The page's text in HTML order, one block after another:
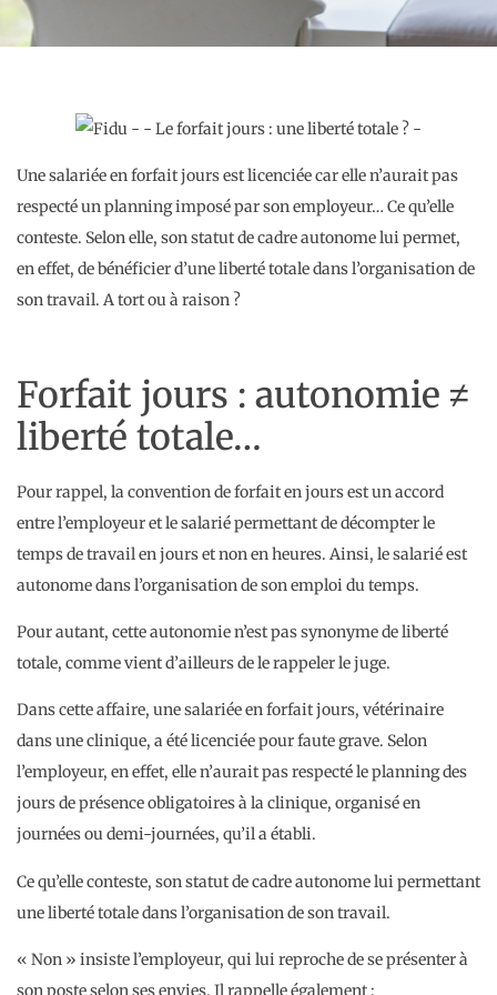
Une salariée en forfait jours est licenciée car elle n’aurait pas
respecté un planning imposé par son employeur… Ce qu’elle
conteste. Selon elle, son statut de cadre autonome lui permet,
en effet, de bénéficier d’une liberté totale dans l’organisation de
son travail. A tort ou à raison ?
Forfait jours : autonomie ≠
liberté totale…
Pour rappel, la convention de forfait en jours est un accord
entre l’employeur et le salarié permettant de décompter le
temps de travail en jours et non en heures. Ainsi, le salarié est
autonome dans l’organisation de son emploi du temps.
Pour autant, cette autonomie n’est pas synonyme de liberté
totale, comme vient d’ailleurs de le rappeler le juge.
Dans cette affaire, une salariée en forfait jours, vétérinaire
dans une clinique, a été licenciée pour faute grave. Selon
l’employeur, en effet, elle n’aurait pas respecté le planning des
jours de présence obligatoires à la clinique, organisé en
journées ou demi-journées, qu’il a établi.
Ce qu’elle conteste, son statut de cadre autonome lui permettant
une liberté totale dans l’organisation de son travail.
« Non » insiste l’employeur, qui lui reproche de se présenter à
son poste selon ses envies. Il rappelle également :